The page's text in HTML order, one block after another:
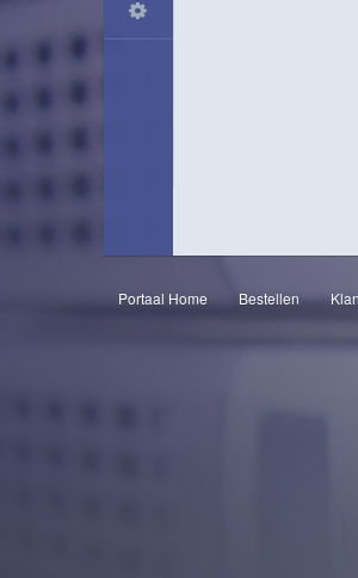
Portaal Home Bestellen